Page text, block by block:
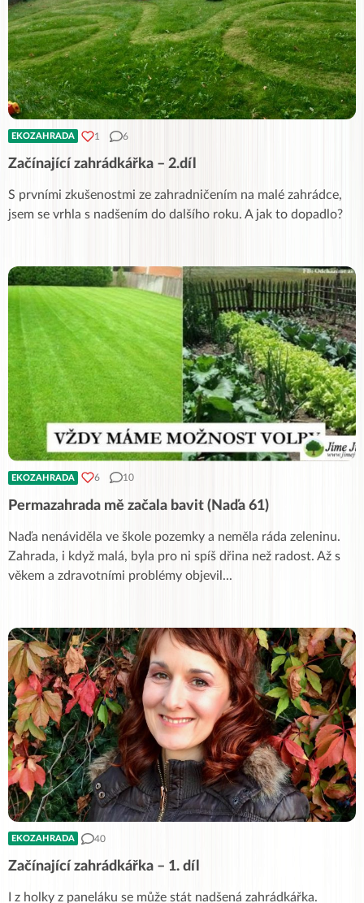
EKOZAHRADA 1 6
Začínající zahrádkářka – 2.díl
S prvními zkušenostmi ze zahradničením na malé zahrádce,
jsem se vrhla s nadšením do dalšího roku. A jak to dopadlo?
EKOZAHRADA 6 10
Permazahrada mě začala bavit (Naďa 61)
Naďa nenáviděla ve škole pozemky a neměla ráda zeleninu.
Zahrada, i když malá, byla pro ni spíš dřina než radost. Až s
věkem a zdravotními problémy objevil ...
EKOZAHRADA 40
Začínající zahrádkářka – 1. díl
I z holky z paneláku se může stát nadšená zahrádkářka.